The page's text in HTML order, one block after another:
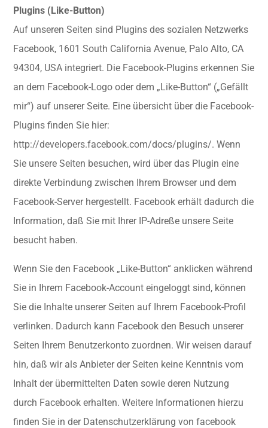
Plugins (Like-Button)
Auf unseren Seiten sind Plugins des sozialen Netzwerks
Facebook, 1601 South California Avenue, Palo Alto, CA
94304, USA integriert. Die Facebook-Plugins erkennen Sie
an dem Facebook-Logo oder dem „Like-Button“ („Gefällt
mir“) auf unserer Seite. Eine übersicht über die Facebook-
Plugins finden Sie hier:
http://developers.facebook.com/docs/plugins/. Wenn
Sie unsere Seiten besuchen, wird über das Plugin eine
direkte Verbindung zwischen Ihrem Browser und dem
Facebook-Server hergestellt. Facebook erhält dadurch die
Information, daß Sie mit Ihrer IP-Adreße unsere Seite
besucht haben.
Wenn Sie den Facebook „Like-Button“ anklicken während
Sie in Ihrem Facebook-Account eingeloggt sind, können
Sie die Inhalte unserer Seiten auf Ihrem Facebook-Profil
verlinken. Dadurch kann Facebook den Besuch unserer
Seiten Ihrem Benutzerkonto zuordnen. Wir weisen darauf
hin, daß wir als Anbieter der Seiten keine Kenntnis vom
Inhalt der übermittelten Daten sowie deren Nutzung
durch Facebook erhalten. Weitere Informationen hierzu
finden Sie in der Datenschutzerklärung von facebook